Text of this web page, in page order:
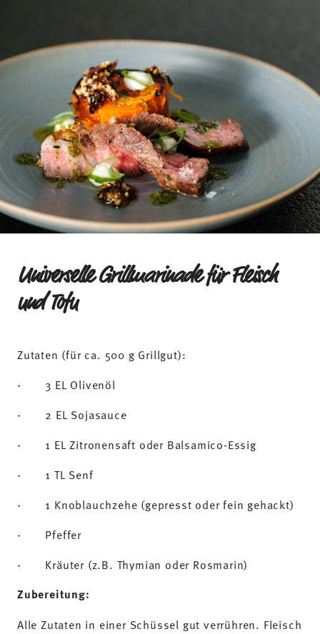
Universelle Grillmarinade für Fleisch
und Tofu
Zutaten (für ca. 500 g Grillgut):
- 3 EL Olivenöl
- 2 EL Sojasauce
- 1 EL Zitronensaft oder Balsamico-Essig
- 1 TL Senf
- 1 Knoblauchzehe (gepresst oder fein gehackt)
- Pfeffer
- Kräuter (z.B. Thymian oder Rosmarin)
Zubereitung:
Alle Zutaten in einer Schüssel gut verrühren. Fleisch